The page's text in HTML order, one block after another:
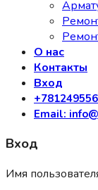
О нас
Контакты
Вход
Email:
Вход
Имя